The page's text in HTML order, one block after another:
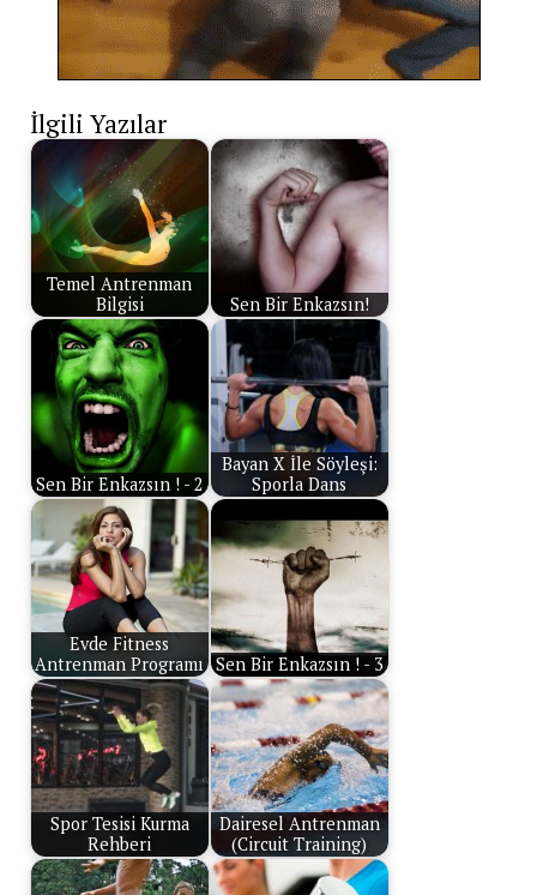
İlgili Yazılar
Temel Antrenman
Bilgisi
Sen Bir Enkazsın!
Sen Bir Enkazsın ! - 2
Bayan X İle Söyleşi:
Sporla Dans
Evde Fitness
Antrenman Programı Sen Bir Enkazsın ! - 3
Spor Tesisi Kurma
Rehberi
Dairesel Antrenman
(Circuit Training)